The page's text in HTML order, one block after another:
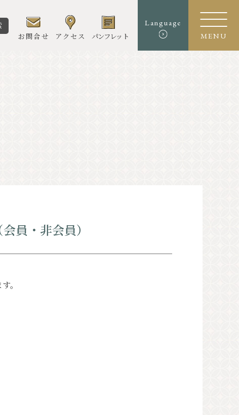
お問合せ アクセス パンフレット
Language
MENU
情報
員・非会員）
。